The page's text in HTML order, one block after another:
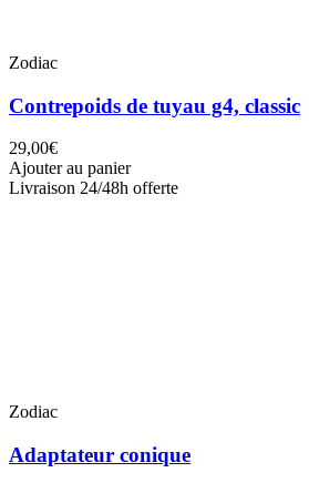
Zodiac
Contrepoids de tuyau g4, classic
29,00€
Ajouter au panier
Livraison 24/48h offerte
Zodiac
Adaptateur conique